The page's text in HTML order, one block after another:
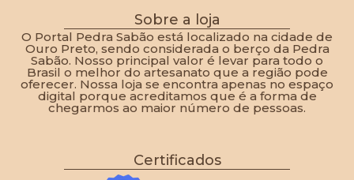
Sobre a loja
O Portal Pedra Sabão está localizado na cidade de
Ouro Preto, sendo considerada o berço da Pedra
Sabão. Nosso principal valor é levar para todo o
Brasil o melhor do artesanato que a região pode
oferecer. Nossa loja se encontra apenas no espaço
digital porque acreditamos que é a forma de
chegarmos ao maior número de pessoas.
Certificados